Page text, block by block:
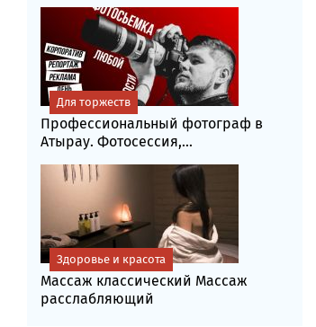
Профессиональный фотограф в
Атырау. Фотосессия,...
Для торжеств
Массаж классический Массаж
расслабляющий
Здоровье и красота